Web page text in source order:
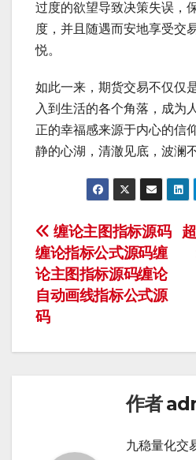
过度的欲望导致决策失误，
度，并且随遇而安地享受交
悦。
如此一来，期货交易不仅仅
入到生活的各个角落，成为
正的幸福感来源于内心的信
静的心湖，清澈见底，波澜不
文
章
导
航
缠论主图指标源码
缠论指标公式源码缠
论主图指标源码缠论
自动画线指标公式源
码
作者
九稳量化交